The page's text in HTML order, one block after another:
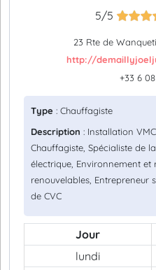
5/5
23 Rte de
http://
+33 6
Type : Chauffagiste
Description : Installation
Chauffagiste, Spécialiste de
électrique, Environnement et
renouvelables, Entrepreneur
de CVC
Jour
lundi